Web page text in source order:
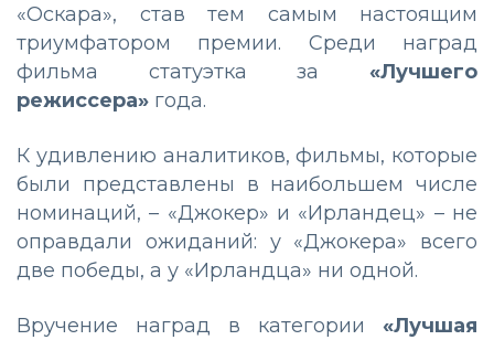
«Оскара», став тем самым настоящим
триумфатором премии. Среди наград
фильма статуэтка за «Лучшего
режиссера» года.
К удивлению аналитиков, фильмы, которые
были представлены в наибольшем числе
номинаций, – «Джокер» и «Ирландец» – не
оправдали ожиданий: у «Джокера» всего
две победы, а у «Ирландца» ни одной.
Вручение наград в категории «Лучшая